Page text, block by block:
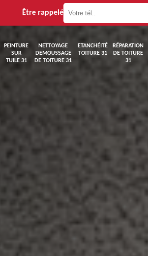
Être rappelé
PEINTURE
SUR
TUILE 31
NETTOYAGE
DEMOUSSAGE
DE TOITURE 31
ETANCHÉITÉ
TOITURE 31
RÉPARATION
DE TOITURE
31